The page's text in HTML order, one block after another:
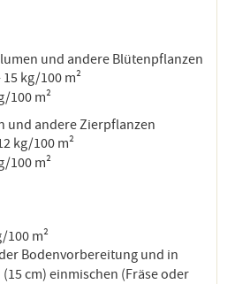
und andere Blütenpflanzen
kg/100 m²
100 m²
und andere Zierpflanzen
kg/100 m²
100 m²
100 m²
Bodenvorbereitung und in
cm) einmischen (Fräse oder